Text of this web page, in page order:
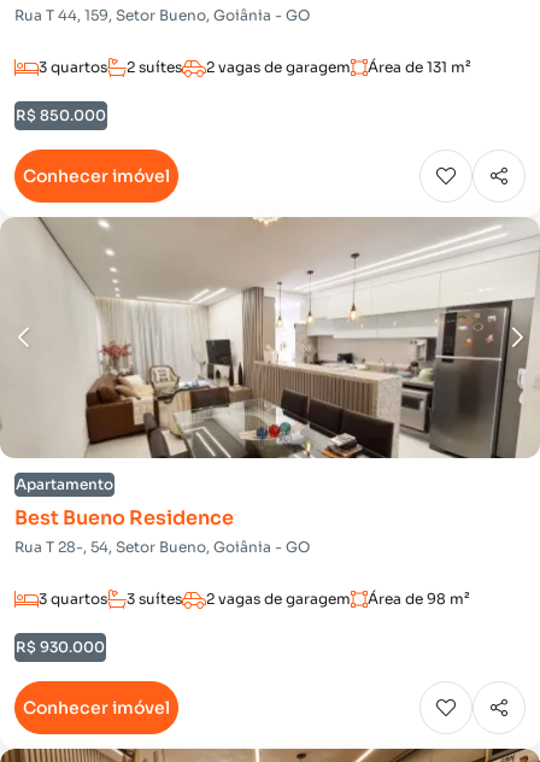
Rua T 44, 159, Setor Bueno, Goiânia - GO
3 quartos 2 suítes 2 vagas de garagem Área de 131 m²
R$ 850.000
Conhecer imóvel
Apartamento
Best Bueno Residence
Rua T 28-, 54, Setor Bueno, Goiânia - GO
3 quartos 3 suítes 2 vagas de garagem Área de 98 m²
R$ 930.000
Conhecer imóvel